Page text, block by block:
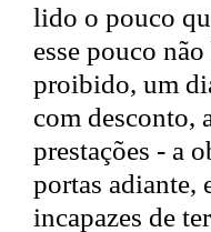
lido o pouco
esse pouco
proibido, um
com desconto,
prestações - a
portas adiante,
incapazes de